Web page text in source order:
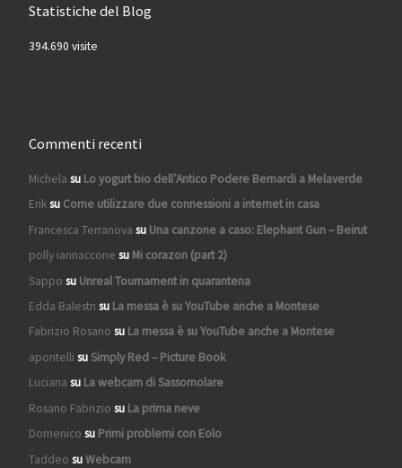
Statistiche del Blog
394.690 visite
Commenti recenti
Michela su Lo yogurt bio dell’Antico Podere Bernardi a Melaverde
Eriksu Come utilizzare due connessioni a internet in casa
Francesca Terranova su Una canzone a caso: Elephant Gun – Beirut
polly iannaccone su Mi corazon (part 2)
Sappo su Unreal Tournament in quarantena
Edda Balestri su La messa è su YouTube anche a Montese
Fabrizio Rosano su La messa è su YouTube anche a Montese
apontelli suSimply Red – Picture Book
Luciana su La webcam di Sassomolare
Rosano Fabrizio su La prima neve
Domenico su Primi problemi con Eolo
Taddeo suWebcam